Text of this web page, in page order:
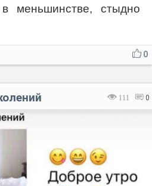
меньшинстве, стыдно
0
111 0